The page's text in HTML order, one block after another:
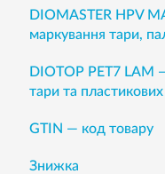
DIOMASTER HPV
маркування тари,
DIOTOP PET7 LAM
тари та
GTIN — код товару
Знижка